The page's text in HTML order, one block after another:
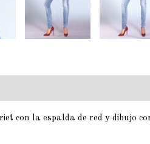
con la espalda de red y dibujo